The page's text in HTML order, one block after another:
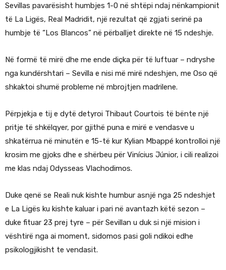
Sevillas pavarësisht humbjes 1-0 në shtëpi ndaj nënkampionit
të La Ligës, Real Madridit, një rezultat që zgjati serinë pa
humbje të “Los Blancos” në përballjet direkte në 15 ndeshje.
Në formë të mirë dhe me ende diçka për të luftuar – ndryshe
nga kundërshtari – Sevilla e nisi më mirë ndeshjen, me Oso që
shkaktoi shumë probleme në mbrojtjen madrilene.
Përpjekja e tij e dytë detyroi Thibaut Courtois të bënte një
pritje të shkëlqyer, por gjithë puna e mirë e vendasve u
shkatërrua në minutën e 15-të kur Kylian Mbappé kontrolloi një
krosim me gjoks dhe e shërbeu për Vinícius Júnior, i cili realizoi
me klas ndaj Odysseas Vlachodimos.
Duke qenë se Reali nuk kishte humbur asnjë nga 25 ndeshjet
e La Ligës ku kishte kaluar i pari në avantazh këtë sezon –
duke fituar 23 prej tyre – për Sevillan u duk si një mision i
vështirë nga ai moment, sidomos pasi goli ndikoi edhe
psikologjikisht te vendasit.